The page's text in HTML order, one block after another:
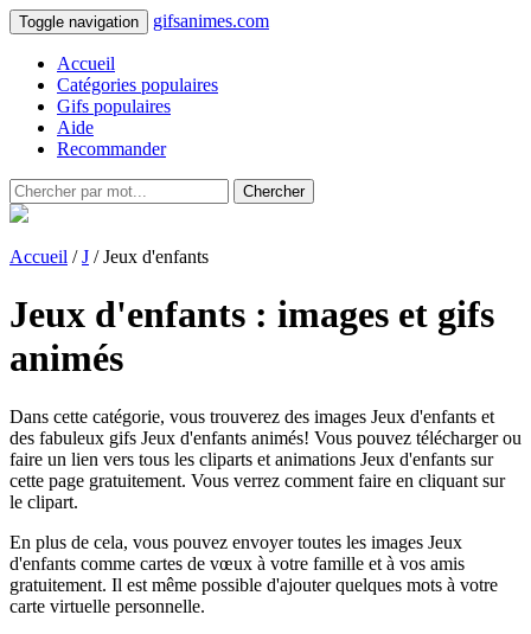
Toggle navigation gifsanimes.com
Accueil
Catégories populaires
Gifs populaires
Aide
Recommander
Chercher
Accueil /J / Jeux d'enfants
Jeux d'enfants : images et gifs
animés
Dans cette catégorie, vous trouverez des images Jeux d'enfants et
des fabuleux gifs Jeux d'enfants animés! Vous pouvez télécharger ou
faire un lien vers tous les cliparts et animations Jeux d'enfants sur
cette page gratuitement. Vous verrez comment faire en cliquant sur
le clipart.
En plus de cela, vous pouvez envoyer toutes les images Jeux
d'enfants comme cartes de vœux à votre famille et à vos amis
gratuitement. Il est même possible d'ajouter quelques mots à votre
carte virtuelle personnelle.